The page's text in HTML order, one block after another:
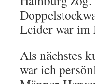
Leider war im
Als nächstes
war ich